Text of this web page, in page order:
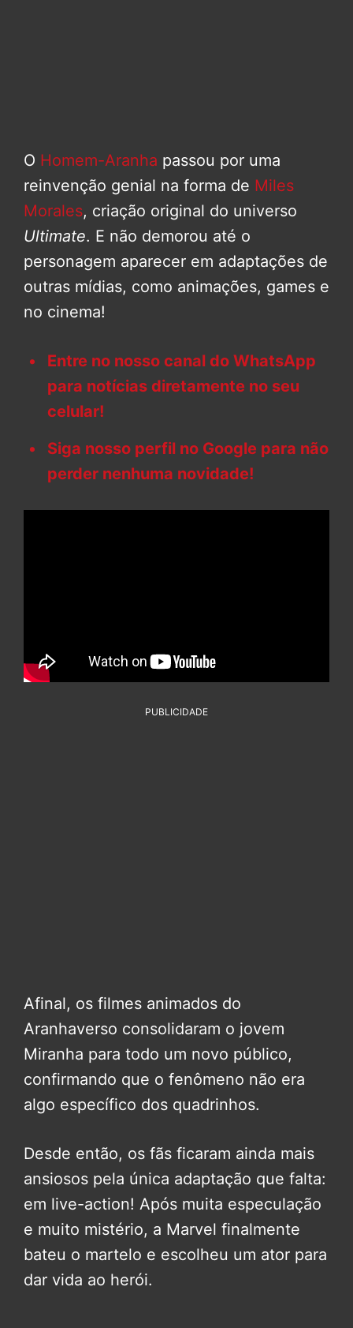
O Homem-Aranha passou por uma
reinvenção genial na forma de Miles
Morales, criação original do universo
Ultimate. E não demorou até o
personagem aparecer em adaptações de
outras mídias, como animações, games e
no cinema!
Entre no nosso canal do WhatsApp
para notícias diretamente no seu
celular!
Siga nosso perfil no Google para não
perder nenhuma novidade!
PUBLICIDADE
Afinal, os filmes animados do
Aranhaverso consolidaram o jovem
Miranha para todo um novo público,
confirmando que o fenômeno não era
algo específico dos quadrinhos.
Desde então, os fãs ficaram ainda mais
ansiosos pela única adaptação que falta:
em live-action! Após muita especulação
e muito mistério, a Marvel finalmente
bateu o martelo e escolheu um ator para
dar vida ao herói.